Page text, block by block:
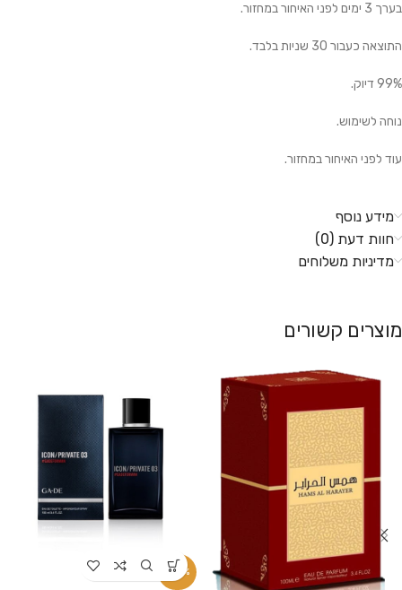
בערך 3 ימים לפני האיחור במחזור.
התוצאה כעבור 30 שניות בלבד.
99% דיוק.
נוחה לשימוש.
עוד לפני האיחור במחזור.
מידע נוסף
חוות דעת (0)
מדיניות משלוחים
מוצרים קשורים
-34%